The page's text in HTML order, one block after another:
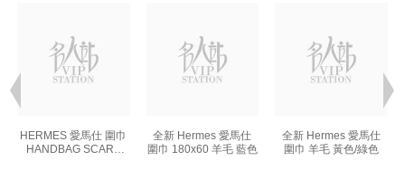
HERMES 愛馬仕 圍巾
HANDBAG SCARF
全新 Hermes 愛馬仕
圍巾 180x60 羊毛 藍色
全新 Hermes 愛馬仕
圍巾 羊毛 黃色/綠色